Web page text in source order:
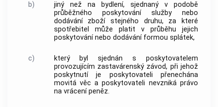
b)
jiný než na bydlení, sjednaný v podobě
průběžného poskytování služby nebo
dodávání zboží stejného druhu, za které
spotřebitel
může platit v průběhu jejich
poskytování nebo dodávání formou splátek,
c) který byl sjednán s poskytovatelem
provozujícím zastavárenský závod, při jehož
poskytnutí je poskytovateli přenechána
movitá věc aposkytovateli nevzniká právo
na vrácení peněz.